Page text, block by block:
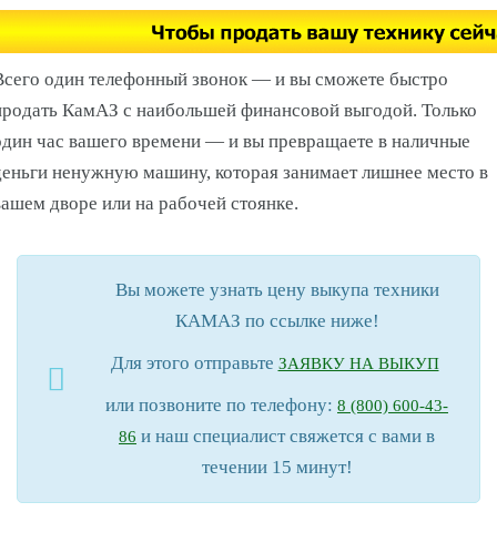
один телефонный звонок — и вы сможете быстро
КамАЗ с наибольшей финансовой выгодой. Только
час вашего времени — и вы превращаете в наличные
ненужную машину, которая занимает лишнее место в
дворе или на рабочей стоянке.
Вы можете узнать цену выкупа техники
КАМАЗ по ссылке ниже!
Для этого отправьте ЗАЯВКУ НА ВЫКУП
или позвоните по телефону: 8 (800) 600-43-
86 и наш специалист свяжется с вами в
течении 15 минут!